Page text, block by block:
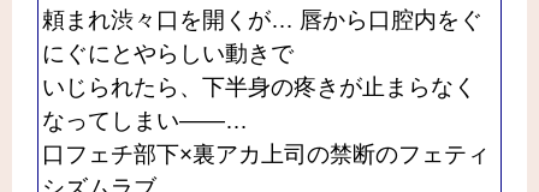
頼まれ渋々口を開くが… 唇から口腔内をぐ
にぐにとやらしい動きで
いじられたら、下半身の疼きが止まらなく
なってしまい――…
口フェチ部下×裏アカ上司の禁断のフェティ